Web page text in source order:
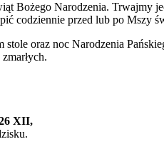
Bożego Narodzenia.
codziennie przed lub po Mszy
oraz noc Narodzenia
XII,